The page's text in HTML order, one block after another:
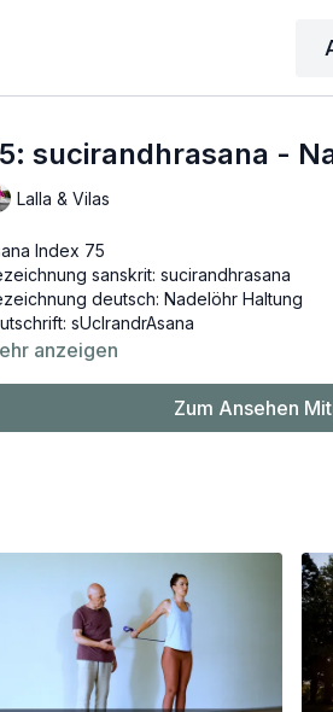
sucirandhrasana -
Lalla & Vilas
Index 75
sanskrit: sucirandhrasana
deutsch: Nadelöhr Haltung
sUcIrandrAsana
anzeigen
Zum Ansehen